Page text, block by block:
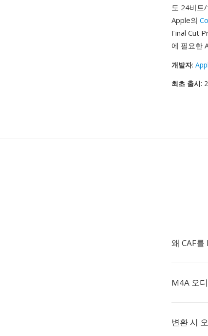
도 24비트
Apple의
Final Cut
에 필요한
개발자:
최초 출시:
왜 CAF
M4A 오
변환 시